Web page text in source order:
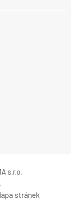
s.r.o.
stránek